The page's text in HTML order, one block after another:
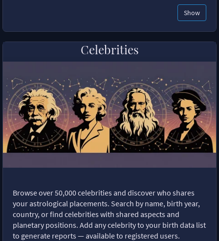
Show
Celebrities
Browse over 50,000 celebrities and discover who shares
your astrological placements. Search by name, birth year,
country, or find celebrities with shared aspects and
planetary positions. Add any celebrity to your birth data list
to generate reports — available to registered users.